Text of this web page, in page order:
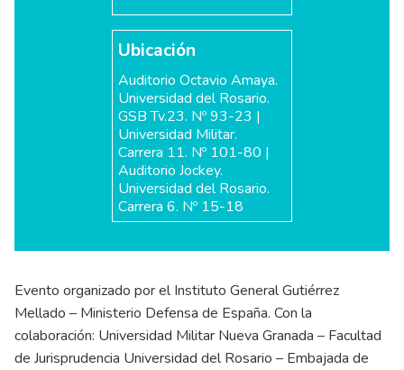
Ubicación
Auditorio Octavio Amaya.
Universidad del Rosario.
GSB Tv.23. Nº 93-23 |
Universidad Militar.
Carrera 11. Nº 101-80 |
Auditorio Jockey.
Universidad del Rosario.
Carrera 6. Nº 15-18
Evento organizado por el Instituto General Gutiérrez
Mellado – Ministerio Defensa de España. Con la
colaboración: Universidad Militar Nueva Granada – Facultad
de Jurisprudencia Universidad del Rosario – Embajada de